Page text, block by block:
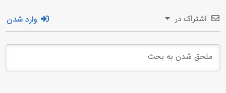
اشتراک در وارد شدن